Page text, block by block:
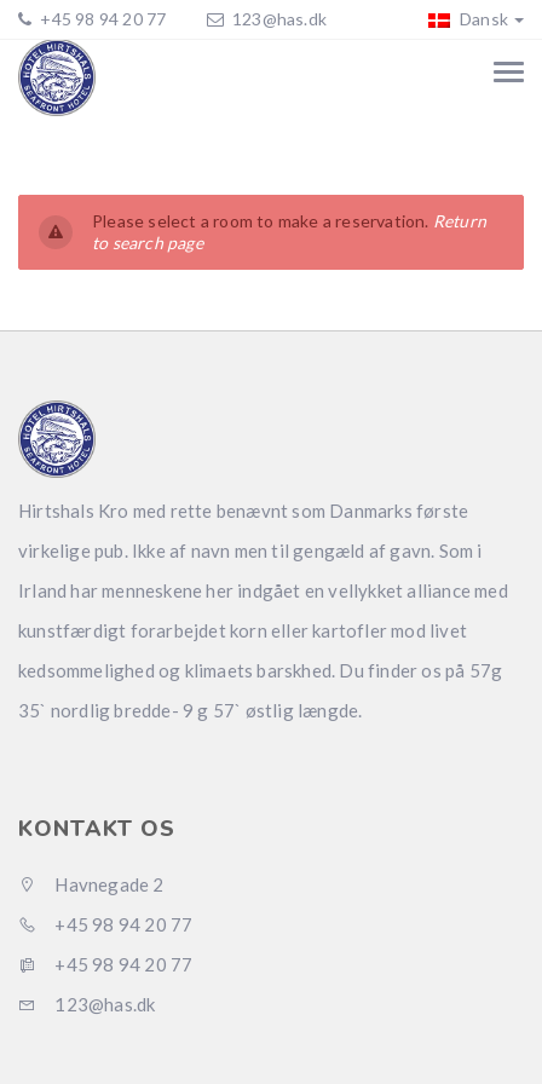
+45 98 94 20 77 123@has.dk Dansk
Please select a room to make a reservation. Return
to search page
Hirtshals Kro med rette benævnt som Danmarks første
virkelige pub. Ikke af navn men til gengæld af gavn. Som i
Irland har menneskene her indgået en vellykket alliance med
kunstfærdigt forarbejdet korn eller kartofler mod livet
kedsommelighed og klimaets barskhed. Du finder os på 57g
35` nordlig bredde- 9 g 57` østlig længde.
KONTAKT OS
Havnegade 2
+45 98 94 20 77
+45 98 94 20 77
123@has.dk